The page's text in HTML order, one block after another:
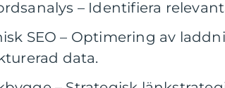
– Identifiera
SEO – Optimering av
data.